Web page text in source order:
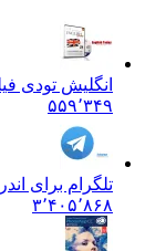
انگلیش تودی
۵۵۹٬۳۴۹
تلگرام برای
۳٬۴۰۵٬۸۶۸